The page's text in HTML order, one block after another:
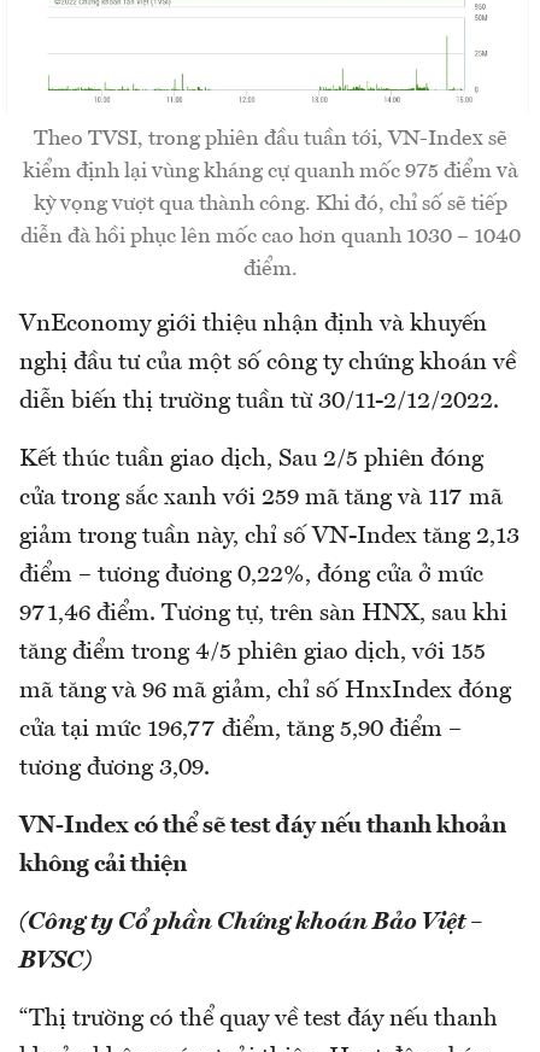
Theo TVSI, trong phiên đầu tuần tới, VN-Index sẽ
kiểm định lại vùng kháng cự quanh mốc 975 điểm và
kỳ vọng vượt qua thành công. Khi đó, chỉ số sẽ tiếp
diễn đà hồi phục lên mốc cao hơn quanh 1030 – 1040
điểm.
VnEconomy giới thiệu nhận định và khuyến
nghị đầu tư của một số công ty chứng khoán về
diễn biến thị trường tuần từ 30/11-2/12/2022.
Kết thúc tuần giao dịch, Sau 2/5 phiên đóng
cửa trong sắc xanh với 259 mã tăng và 117 mã
giảm trong tuần này, chỉ số VN-Index tăng 2,13
điểm – tương đương 0,22%, đóng cửa ở mức
971,46 điểm. Tương tự, trên sàn HNX, sau khi
tăng điểm trong 4/5 phiên giao dịch, với 155
mã tăng và 96 mã giảm, chỉ số HnxIndex đóng
cửa tại mức 196,77 điểm, tăng 5,90 điểm –
tương đương 3,09.
VN-Index có thể sẽ test đáy nếu thanh khoản
không cải thiện
(Công ty Cổ phần Chứng khoán Bảo Việt –
BVSC)
“Thị trường có thể quay về test đáy nếu thanh